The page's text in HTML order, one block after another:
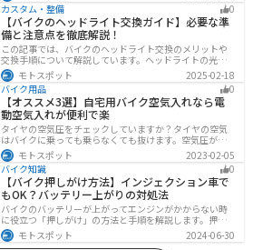
します。
カスタム・整備
0
【バイクのヘッドライト交換ガイド】必要な準
備と注意点を徹底解説！
この記事では、バイクのヘッドライト交換のメリットや
交換手順について解説しています。ヘッドライトの光が
弱くなっていませんか？夜間の視界を改善するために
は、適切なヘッドライト交換が必要です。自分で交換す
る方法からショップに依頼する場合の費用までわかりや
すくお伝えします！
モトスポット
2025-02-18
バイク用品
0
【オススメ3選】自宅用バイク空気入れなら電
動空気入れが便利で楽
タイヤの空気圧をチェックしていますか？タイヤの空気
はバイクに乗っても乗らなくても抜けます。空気圧が下
がると走行性能・燃費・安全性に影響します。空気圧は
常に自分で管理できるようにしておきましょう。楽に使
えるオススメ空気入れをまとめたので、参考にしてくだ
さい。
モトスポット
2023-02-05
バイク知識
0
【バイク押しがけ方法】インジェクション車で
もOK？バッテリー上がりの対処法
バイクのバッテリーが上がってエンジンがかからない時
に役立つ「押しがけ」の方法と手順を解説します。押し
がけができるバイクとできないバイクがあるので、自分
のバイクができるのか確認しておきましょう。
モトスポット 2024-06-30